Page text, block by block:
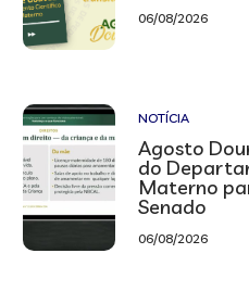
06/08/2026
NOTÍCIA
Agosto
do
Materno
Senado
06/08/2026